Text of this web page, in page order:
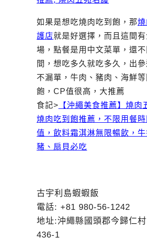
如果是想吃燒肉吃到飽，那
護店就是好選擇，而且這間
場，點餐是用中文菜單，還
間，想吃多久就吃多久，出參
不漏單，牛肉、豬肉、海鮮等
飽，CP值很高，大推薦
食記> 【沖繩美食推薦】燒肉
燒肉吃到飽推薦，不限用餐
值，飲料霜淇淋無限暢飲，
豬、扇貝必吃
古宇利島蝦蝦飯
電話: +81 980-56-1242
地址:沖繩縣國頭郡今歸仁村
436-1